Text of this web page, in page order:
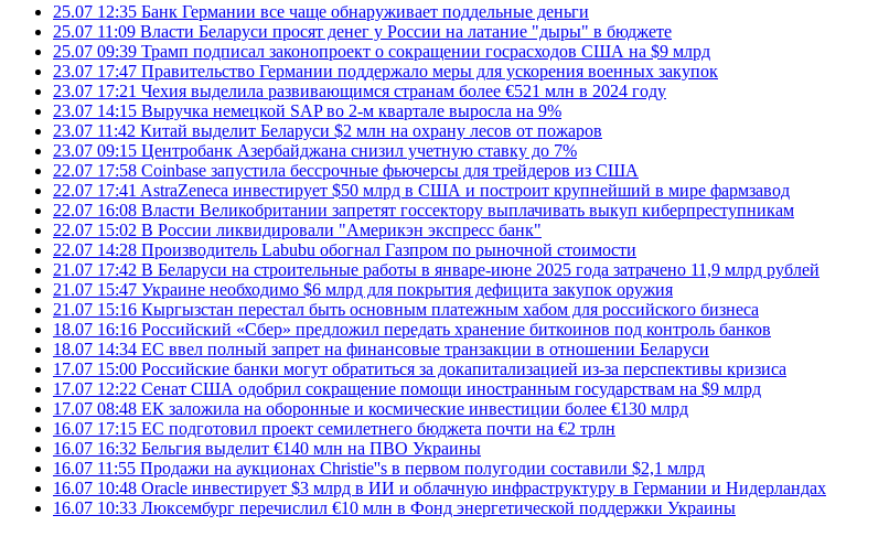
25.07 12:35 Банк Германии все чаще обнаруживает поддельные деньги
25.07 11:09 Власти Беларуси просят денег у России на латание "дыры" в бюджете
25.07 09:39 Трамп подписал законопроект о сокращении госрасходов США на $9 млрд
23.07 17:47 Правительство Германии поддержало меры для ускорения военных закупок
23.07 17:21 Чехия выделила развивающимся странам более €521 млн в 2024 году
23.07 14:15 Выручка немецкой SAP во 2-м квартале выросла на 9%
23.07 11:42 Китай выделит Беларуси $2 млн на охрану лесов от пожаров
23.07 09:15 Центробанк Азербайджана снизил учетную ставку до 7%
22.07 17:58 Coinbase запустила бессрочные фьючерсы для трейдеров из США
22.07 17:41 AstraZeneca инвестирует $50 млрд в США и построит крупнейший в мире фармзавод
22.07 16:08 Власти Великобритании запретят госсектору выплачивать выкуп киберпреступникам
22.07 15:02 В России ликвидировали "Америкэн экспресс банк"
22.07 14:28 Производитель Labubu обогнал Газпром по рыночной стоимости
21.07 17:42 В Беларуси на строительные работы в январе-июне 2025 года затрачено 11,9 млрд рублей
21.07 15:47 Украине необходимо $6 млрд для покрытия дефицита закупок оружия
21.07 15:16 Кыргызстан перестал быть основным платежным хабом для российского бизнеса
18.07 16:16 Российский «Сбер» предложил передать хранение биткоинов под контроль банков
18.07 14:34 ЕС ввел полный запрет на финансовые транзакции в отношении Беларуси
17.07 15:00 Российские банки могут обратиться за докапитализацией из-за перспективы кризиса
17.07 12:22 Сенат США одобрил сокращение помощи иностранным государствам на $9 млрд
17.07 08:48 ЕК заложила на оборонные и космические инвестиции более €130 млрд
16.07 17:15 ЕС подготовил проект семилетнего бюджета почти на €2 трлн
16.07 16:32 Бельгия выделит €140 млн на ПВО Украины
16.07 11:55 Продажи на аукционах Christie''s в первом полугодии составили $2,1 млрд
16.07 10:48 Oracle инвестирует $3 млрд в ИИ и облачную инфраструктуру в Германии и Нидерландах
16.07 10:33 Люксембург перечислил €10 млн в Фонд энергетической поддержки Украины